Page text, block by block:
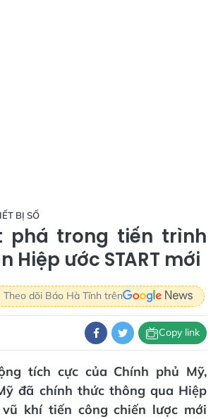
BỊ SỐ
phá trong tiến trình
Hiệp ước START mới
Theo dõi Báo Hà Tĩnh trên
Copy link
tích cực của Chính phủ Mỹ,
đã chính thức thông qua Hiệp
khí tiến công chiến lược mới